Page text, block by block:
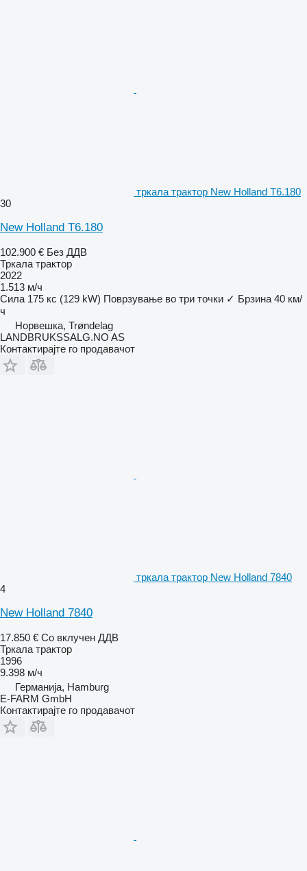
тркала трактор New Holland T6.180
30
New Holland T6.180
102.900 € Без ДДВ
Тркала трактор
2022
1.513 м/ч
Сила 175 кс (129 kW) Поврзување во три точки ✓ Брзина 40 км/
ч
Норвешка, Trøndelag
LANDBRUKSSALG.NO AS
Контактирајте го продавачот
тркала трактор New Holland 7840
4
New Holland 7840
17.850 € Со вклучен ДДВ
Тркала трактор
1996
9.398 м/ч
Германија, Hamburg
E-FARM GmbH
Контактирајте го продавачот